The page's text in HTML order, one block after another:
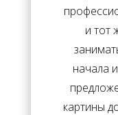
и тот
начала
картины